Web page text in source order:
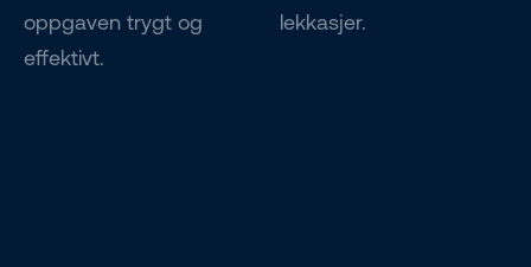
oppgaven trygt og
effektivt.
lekkasjer.